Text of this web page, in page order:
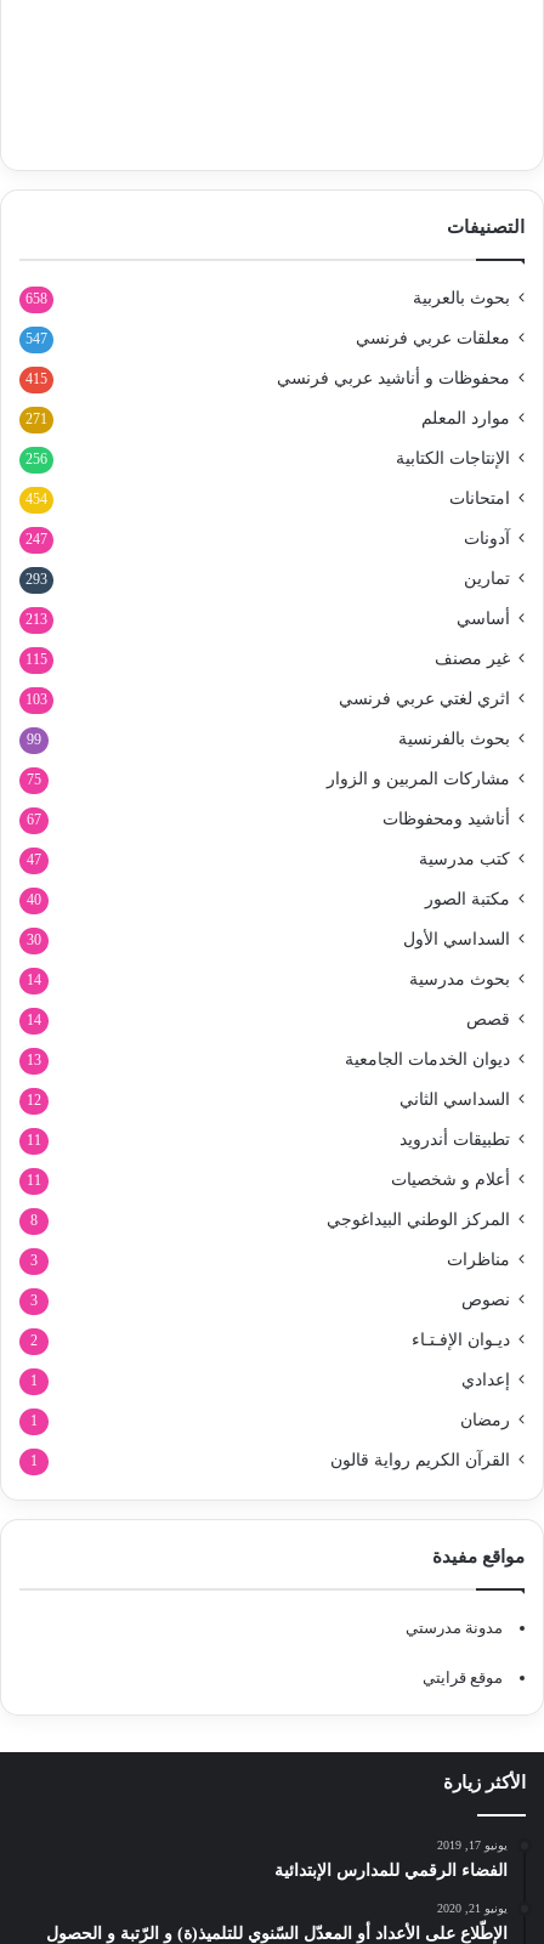
التصنيفات
بحوث بالعربية 658
معلقات عربي فرنسي 547
محفوظات و أناشيد عربي فرنسي 415
موارد المعلم 271
الإنتاجات الكتابية 256
امتحانات 454
آدونات 247
تمارين 293
أساسي 213
غير مصنف 115
اثري لغتي عربي فرنسي 103
بحوث بالفرنسية 99
مشاركات المربين و الزوار 75
أناشيد ومحفوظات 67
كتب مدرسية 47
مكتبة الصور 40
السداسي الأول 30
بحوث مدرسية 14
قصص 14
ديوان الخدمات الجامعية 13
السداسي الثاني 12
تطبيقات أندرويد 11
أعلام و شخصيات 11
المركز الوطني البيداغوجي 8
مناظرات 3
نصوص 3
ديـوان الإفـتـاء 2
إعدادي 1
رمضان 1
القرآن الكريم رواية قالون 1
مواقع مفيدة
مدونة مدرستي
موقع قرايتي
الأكثر زيارة
يونيو 17, 2019
الفضاء الرقمي للمدارس الإبتدائية
يونيو 21, 2020
الإطّلاع على الأعداد أو المعدّل السّنوي للتلميذ(ة) و الرّتبة و الحصول